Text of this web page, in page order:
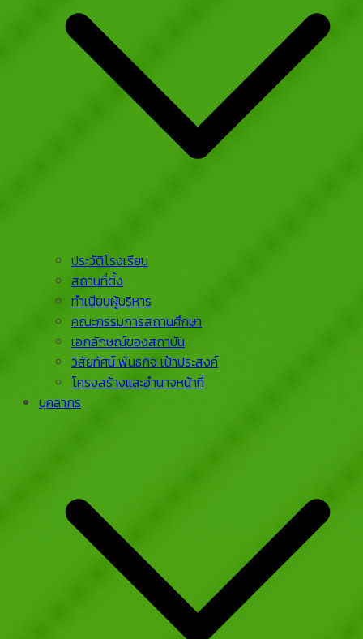
ประวัติโรงเรียน
สถานที่ตั้ง
ทำเนียบผู้บริหาร
คณะกรรมการสถานศึกษา
เอกลักษณ์ของสถาบัน
วิสัยทัศน์ พันธกิจ เป้าประสงค์
โครงสร้างและอำนาจหน้าที่
บุคลากร